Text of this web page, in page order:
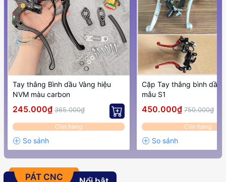
Tay thắng Bình dầu Vàng hiệu
NVM màu carbon
245.000₫ 365.000₫
Còn hàng
Cặp Tay thắng bình dầu
mẫu S1
450.000₫ 750.000₫
Còn hàng
PÁT CNC